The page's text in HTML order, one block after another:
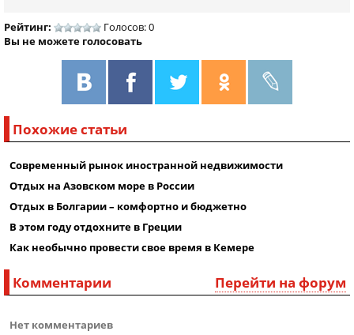
Рейтинг:
Голосов: 0
Вы не можете голосовать
Похожие статьи
Современный рынок иностранной недвижимости
Отдых на Азовском море в России
Отдых в Болгарии – комфортно и бюджетно
В этом году отдохните в Греции
Как необычно провести свое время в Кемере
Перейти на форум
Комментарии
Нет комментариев